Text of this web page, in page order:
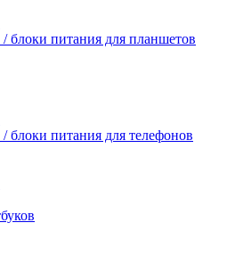
/ блоки питания для планшетов
блоки питания для телефонов